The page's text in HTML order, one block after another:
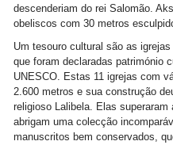
descenderiam do rei Salomão.
obeliscos com 30 metros
Um tesouro cultural são as
que foram declaradas património
UNESCO. Estas 11 igrejas com
2.600 metros e sua construção
religioso Lalibela. Elas
abrigam uma colecção
manuscritos bem conservados,